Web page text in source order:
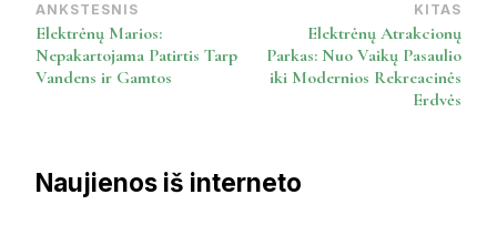
Post
Navigation
ANKSTESNIS
Elektrėnų Marios:
Nepakartojama Patirtis Tarp
Vandens ir Gamtos
KITAS
Elektrėnų Atrakcionų
Parkas: Nuo Vaikų Pasaulio
iki Modernios Rekreacinės
Erdvės
Naujienos iš interneto